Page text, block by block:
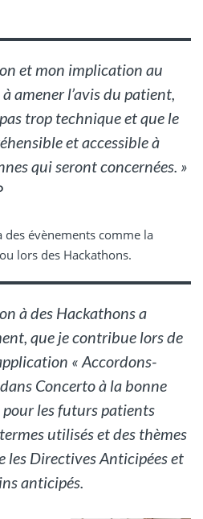
et mon implication au
amener l’avis du patient,
trop technique et que le
et accessible à
qui seront concernées. »
évènements comme la
lors des Hackathons.
à des Hackathons a
que je contribue lors de
« Accordons-
Concerto à la bonne
les futurs patients
utilisés et des thèmes
les Directives Anticipées et
anticipés.